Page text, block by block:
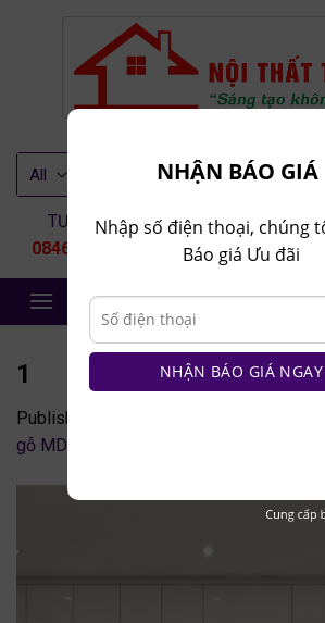
TƯ VẤN 1
0846.80.9999
TƯ VẤN 2
0935.435.286
NỘI THẤT TRẺ 24H
1
Published
gỗ MDF TB10
NHẬN BÁO GIÁ
Nhập số điện thoại, chúng
Báo giá Ưu đãi
NHẬN BÁO GIÁ NGAY